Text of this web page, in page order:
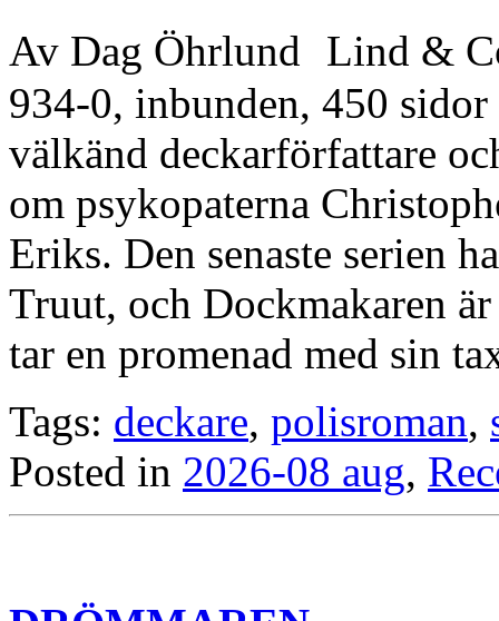
Av Dag Öhrlund Lind &
934-0, inbunden, 450
välkänd deckarförfattare
om psykopaterna
Eriks. Den senaste serien
Truut, och Dockmakaren
tar en promenad med sin
Tags: deckare, polisroman,
Posted in 2026-08 aug,